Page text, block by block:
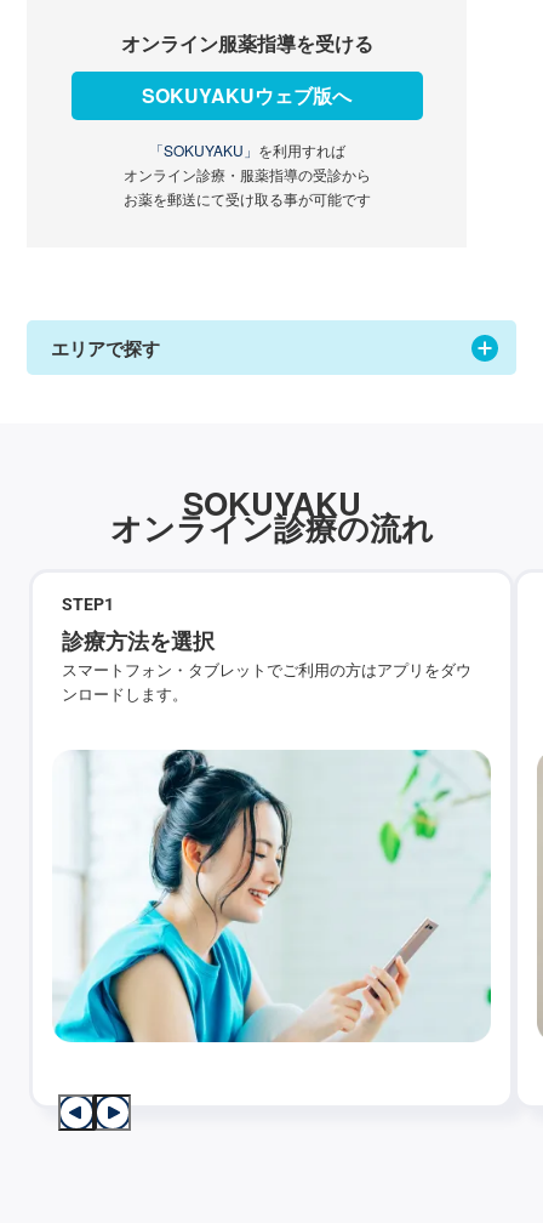
オンライン服薬指導を受ける
SOKUYAKUウェブ版へ
「SOKUYAKU」 を利用すれば
オンライン診療・服薬指導の受診から
お薬を郵送にて受け取る事が可能です
エリアで探す
SOKUYAKU
オンライン診療の流れ
STEP1
診療方法を選択
スマートフォン・タブレットでご利用の方はアプリをダウ
ンロードします。